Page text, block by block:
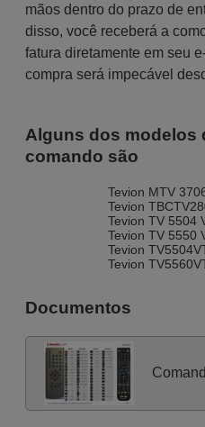
mãos dentro do prazo de
disso, você receberá a
fatura diretamente em seu
compra será impecável
Alguns dos modelos
comando são
Tevion MTV
Tevion
Tevion TV 5504
Tevion TV 5550
Tevion
Tevion
Documentos